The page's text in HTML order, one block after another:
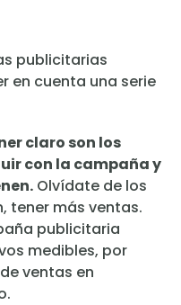
publicitarias
en cuenta una serie
claro son los
con la campaña y
Olvídate de los
tener más ventas.
publicitaria
medibles, por
ventas en